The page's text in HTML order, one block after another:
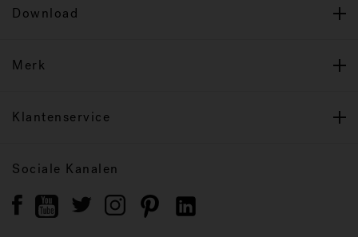
Download
Merk
Klantenservice
Sociale Kanalen